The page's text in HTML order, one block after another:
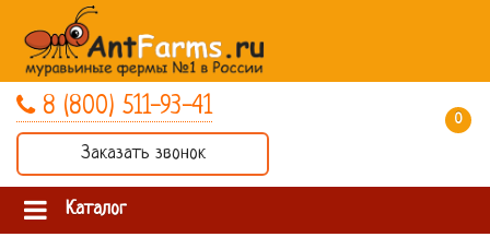
8 (800) 511-93-41
Заказать звонок
0 товар(ов) - 0 руб.
Каталог